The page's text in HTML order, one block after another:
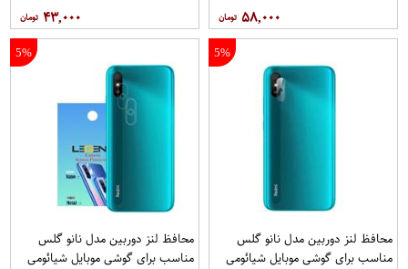
۵۸,۰۰۰ ۴۳,۰۰۰
5%
محافظ لنز دوربین مدل نانو گلس
مناسب برای گوشی موبایل شیائومی
5%
محافظ لنز دوربین مدل نانو گلس
مناسب برای گوشی موبایل شیائومی